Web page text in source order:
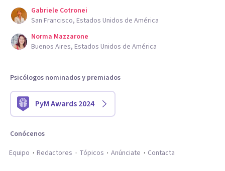
Gabriele Cotronei
San Francisco, Estados Unidos de América
Norma Mazzarone
Buenos Aires, Estados Unidos de América
Psicólogos nominados y premiados
PyM Awards 2024
Conócenos
Equipo
Redactores Tópicos Anúnciate Contacta